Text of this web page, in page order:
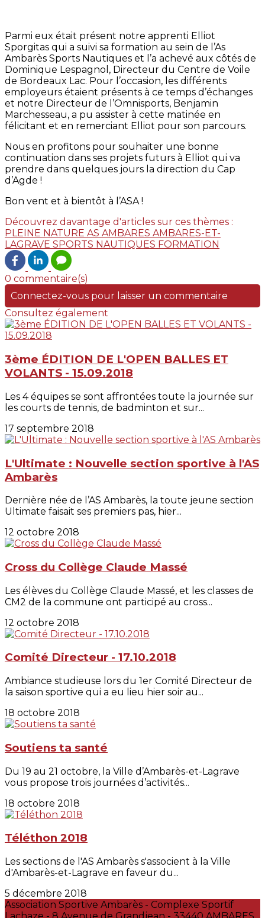
Parmi eux était présent notre apprenti Elliot
Sporgitas qui a suivi sa formation au sein de l’As
Ambarès Sports Nautiques et l’a achevé aux côtés de
Dominique Lespagnol, Directeur du Centre de Voile
de Bordeaux Lac. Pour l’occasion, les différents
employeurs étaient présents à ce temps d’échanges
et notre Directeur de l’Omnisports, Benjamin
Marchesseau, a pu assister à cette matinée en
félicitant et en remerciant Elliot pour son parcours.
Nous en profitons pour souhaiter une bonne
continuation dans ses projets futurs à Elliot qui va
prendre dans quelques jours la direction du Cap
d’Agde !
Bon vent et à bientôt à l’ASA !
Découvrez davantage d'articles sur ces thèmes :
PLEINE NATURE AS AMBARES AMBARES-ET-
LAGRAVE SPORTS NAUTIQUES FORMATION
0 commentaire(s)
Connectez-vous pour laisser un commentaire
Consultez également
3ème ÉDITION DE L'OPEN BALLES ET
VOLANTS - 15.09.2018
Les 4 équipes se sont affrontées toute la journée sur
les courts de tennis, de badminton et sur...
17 septembre 2018
L'Ultimate : Nouvelle section sportive à l'AS
Ambarès
Dernière née de l’AS Ambarès, la toute jeune section
Ultimate faisait ses premiers pas, hier...
12 octobre 2018
Cross du Collège Claude Massé
Les élèves du Collège Claude Massé, et les classes de
CM2 de la commune ont participé au cross...
12 octobre 2018
Comité Directeur - 17.10.2018
Ambiance studieuse lors du 1er Comité Directeur de
la saison sportive qui a eu lieu hier soir au...
18 octobre 2018
Soutiens ta santé
Du 19 au 21 octobre, la Ville d’Ambarès-et-Lagrave
vous propose trois journées d’activités...
18 octobre 2018
Téléthon 2018
Les sections de l'AS Ambarès s'associent à la Ville
d'Ambarès-et-Lagrave en faveur du...
5 décembre 2018
Association Sportive Ambarès - Complexe Sportif